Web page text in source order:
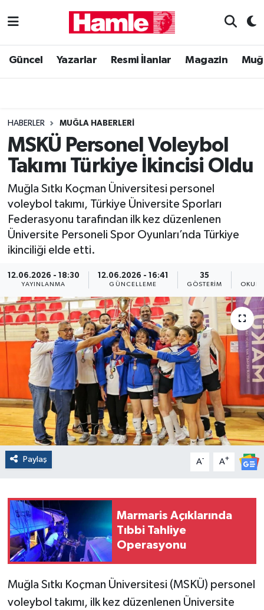
Güncel Yazarlar Resmi İlanlar Magazin
HABERLER MUĞLA HABERLERI
MSKÜ Personel Voleybol
Takımı Türkiye İkincisi Oldu
Muğla Sıtkı Koçman Üniversitesi personel
voleybol takımı, Türkiye Üniversite Sporları
Federasyonu tarafından ilk kez düzenlenen
Üniversite Personeli Spor Oyunları’nda Türkiye
ikinciliği elde etti.
12.06.2026 - 18:30
YAYINLANMA
12.06.2026 - 16:41
GÜNCELLEME
35
GÖSTERIM
Paylaş A- A+
Marmaris Açıklarında
Tıbbi Tahliye
Operasyonu
Muğla Sıtkı Koçman Üniversitesi (MSKÜ) personel
voleybol takımı, ilk kez düzenlenen Üniversite
Güncel
Magazin
Muğla Haber
Siyaset
Muğla Nöbetçi Eczaneler
Muğla Trafik Yoğunluk Haritası
Süper Lig Puan Durumu ve Fikstür
Tüm Manşetler
Son Dakika Haberleri
Haber Arşivi